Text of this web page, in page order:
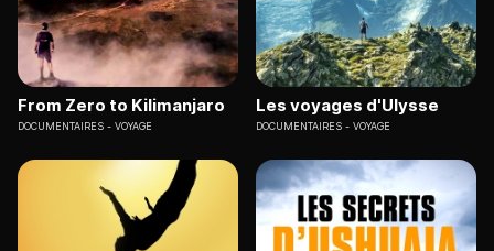
From Zero to Kilimanjaro
DOCUMENTAIRES VOYAGE
Les voyages d'Ulysse
DOCUMENTAIRES VOYAGE